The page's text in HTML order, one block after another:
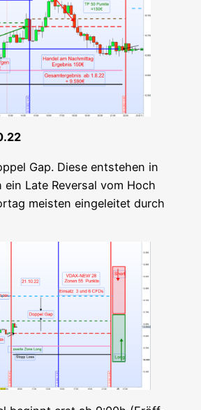
Gap. Die­se ent­ste­hen in
ein Late Rever­sal vom Hoch
meis­ten ein­ge­lei­tet durch